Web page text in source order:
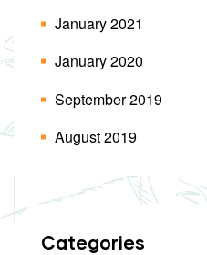
January 2021
January 2020
September 2019
August 2019
Categories